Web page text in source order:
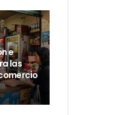
e
las